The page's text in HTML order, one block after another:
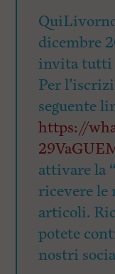
dicembre
invita tutti
Per
seguente
https://
attivare la
ricevere
articoli.
potete
nostri